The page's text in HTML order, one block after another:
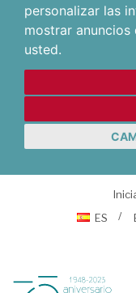
personalizar las
mostrar anuncios
usted.
ES